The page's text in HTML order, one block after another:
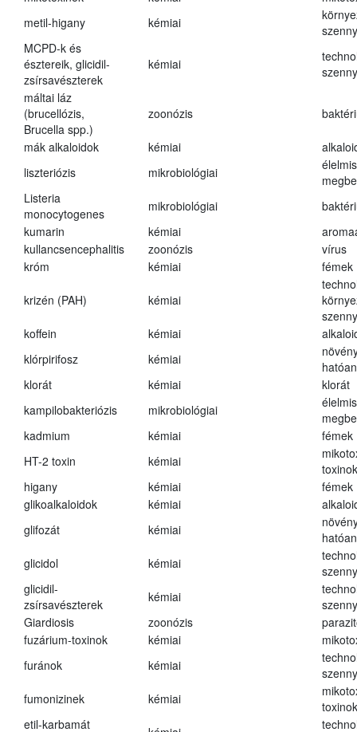
metil-higany
kémiai
MCPD-k és
észtereik, glicidil-
zsírsavészterek
kémiai
máltai láz
(brucellózis,
Brucella spp.)
zoonózis
mák alkaloidok kémiai
liszteriózis
mikrobiológiai
Listeria
monocytogenes
mikrobiológiai
kumarin
kémiai
kullancsencephalitis
zoonózis
vírus
króm
kémiai fémek
krizén (PAH) kémiai
koffein
kémiai
klórpirifosz
kémiai
klorát
kémiai
klorát
kampilobakteriózis
mikrobiológiai
kadmium
kémiai
fémek
HT-2 toxin
kémiai
toxinok
higany
kémiai
fémek
glikoalkaloidok
kémiai
glifozát
kémiai
glicidol
kémiai
glicidil-
zsírsavészterek
kémiai
Giardiosis
zoonózis
fuzárium-toxinok
kémiai
furánok
kémiai
fumonizinek
kémiai
toxinok
etil-karbamát